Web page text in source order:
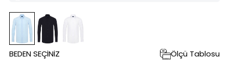
BEDEN SEÇINIZ Ölçü Tablosu